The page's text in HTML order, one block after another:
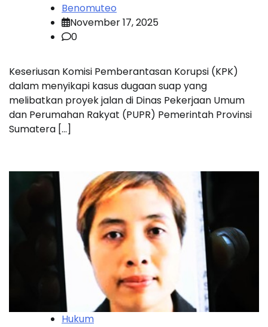
Benomuteo
November 17, 2025
0
Keseriusan Komisi Pemberantasan Korupsi (KPK)
dalam menyikapi kasus dugaan suap yang
melibatkan proyek jalan di Dinas Pekerjaan Umum
dan Perumahan Rakyat (PUPR) Pemerintah Provinsi
Sumatera […]
Hukum